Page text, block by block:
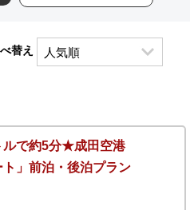
替え
で約5分★成田空港
ト」前泊・後泊プラン